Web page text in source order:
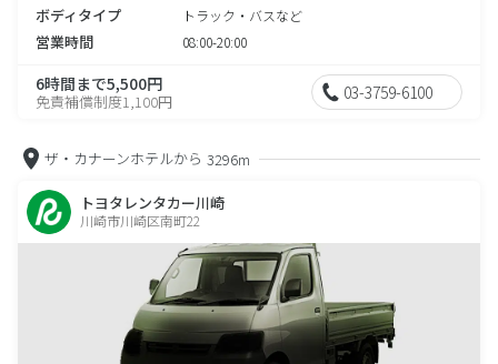
ボディタイプ トラック・バスなど
営業時間 08:00-20:00
6時間まで5,500円
免責補償制度1,100円 03-3759-6100
ザ・カナーンホテルから 3296m
トヨタレンタカー川崎
川崎市川崎区南町22